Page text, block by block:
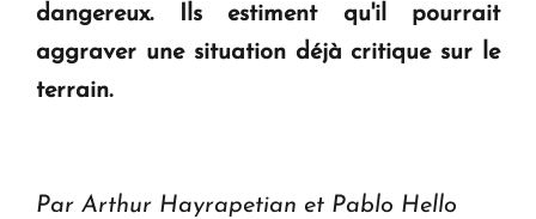
dangereux. Ils estiment qu'il pourrait
aggraver une situation déjà critique sur le
terrain.
Par Arthur Hayrapetian et Pablo Hello